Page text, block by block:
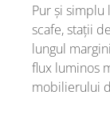
Pur și
scafe, stații
lungul
flux luminos
mobilierului